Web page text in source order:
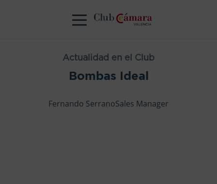
Actualidad en el Club
Bombas Ideal
Fernando SerranoSales Manager